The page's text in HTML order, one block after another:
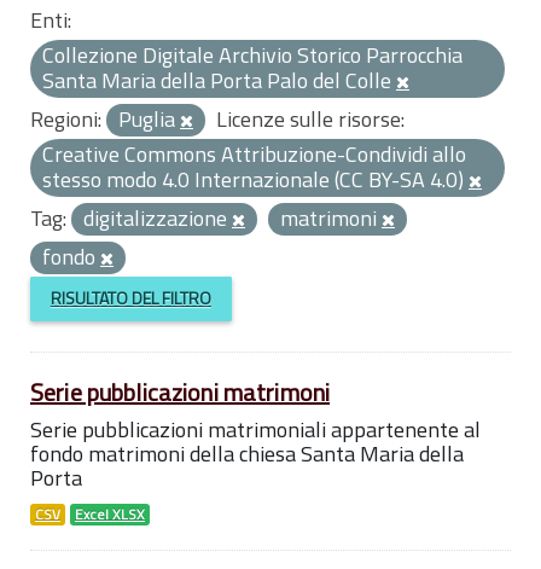
Enti:
Collezione Digitale Archivio Storico Parrocchia
Santa Maria della Porta Palo del Colle
Regioni: Puglia
Licenze sulle risorse:
Creative Commons Attribuzione-Condividi allo
stesso modo 4.0 Internazionale (CC BY-SA 4.0)
Tag: digitalizzazione
matrimoni
fondo
RISULTATO DEL FILTRO
Serie pubblicazioni matrimoni
Serie pubblicazioni matrimoniali appartenente al
fondo matrimoni della chiesa Santa Maria della
Porta
CSV Excel XLSX